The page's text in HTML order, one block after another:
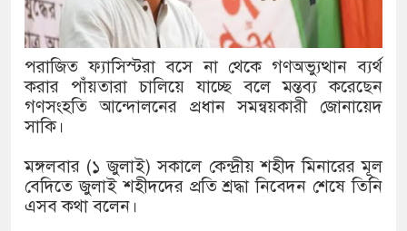
সারজিস-পাটোয়ারীসহ ১০ জনের
গুলশান থেকে সাবেক মন্ত্রী লতিফ
‘স্কুটি নাকি গোল্ড?’
সংবিধান অনুযায়ী যথাসময়ে
পরাজিত ফ্যাসিস্টরা বসে না থেকে গণঅভ্যুত্থান ব্যর্থ
করার পাঁয়তারা চালিয়ে যাচ্ছে বলে মন্তব্য করেছেন
গণসংহতি আন্দোলনের প্রধান সমন্বয়কারী জোনায়েদ
সাকি।
মঙ্গলবার (১ জুলাই) সকালে কেন্দ্রীয় শহীদ মিনারের মূল
বেদিতে জুলাই শহীদদের প্রতি শ্রদ্ধা নিবেদন শেষে তিনি
এসব কথা বলেন।